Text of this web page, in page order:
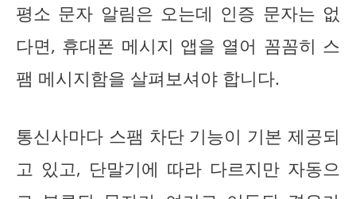
평소 문자 알림은 오는데 인증 문자는 없
다면, 휴대폰 메시지 앱을 열어 꼼꼼히 스
팸 메시지함을 살펴보셔야 합니다.
통신사마다 스팸 차단 기능이 기본 제공되
고 있고, 단말기에 따라 다르지만 자동으